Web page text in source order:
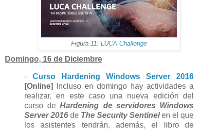
Figura 11: LUCA Challenge
Domingo, 16 de Diciembre
- Curso Hardening Windows Server 2016
[Online]
Incluso en domingo hay actividades a
realizar, en este caso una nueva edición del
curso deHardening de servidores Windows
Server 2016 de The Security Sentinelen el que
los asistentes tendrán, además, el libro de